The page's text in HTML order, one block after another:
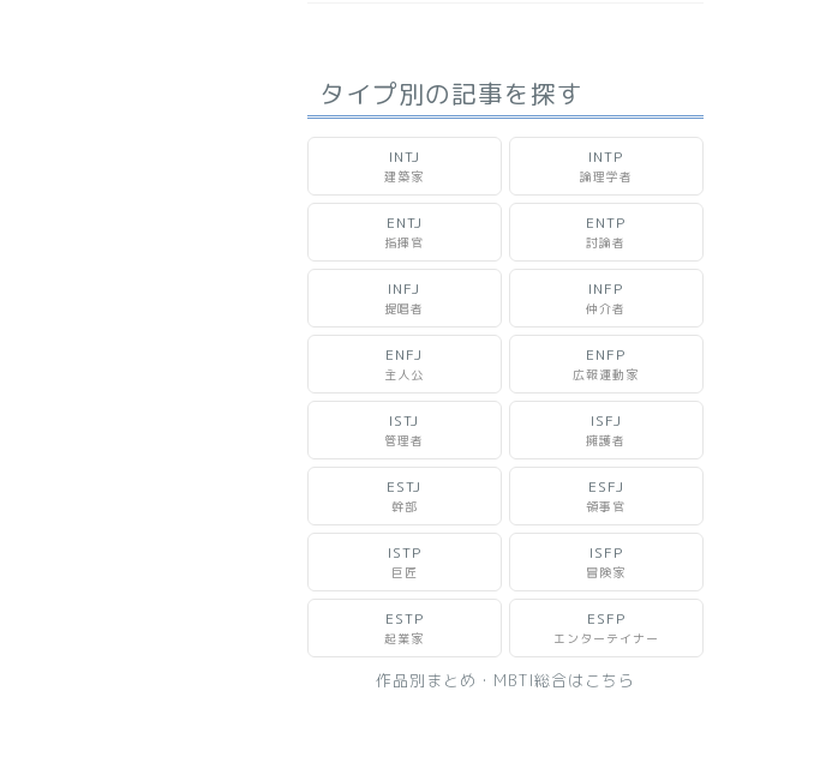
タイプ別の記事を探す
INTJ
建築家
INTP
論理学者
ENTJ
指揮官
ENTP
討論者
INFJ
提唱者
INFP
仲介者
ENFJ
主人公
ENFP
広報運動家
ISTJ
管理者
ISFJ
擁護者
ESTJ
幹部
ESFJ
領事官
ISTP
巨匠
ISFP
冒険家
ESTP
起業家
ESFP
エンターテイナー
作品別まとめ・MBTI総合はこちら